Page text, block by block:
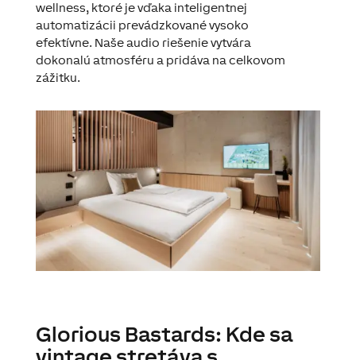
wellness, ktoré je vďaka inteligentnej
automatizácii prevádzkované vysoko
efektívne. Naše audio riešenie vytvára
dokonalú atmosféru a pridáva na celkovom
zážitku.
Glorious Bastards: Kde sa